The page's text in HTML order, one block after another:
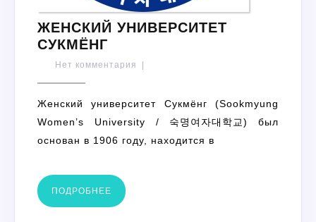
ЖЕНСКИЙ УНИВЕРСИТЕТ
СУКМЁНГ
УНИВЕРСИТЕТ
Нет комментария |
Женский университет Сукмёнг (Sookmyung
Women’s University / 숙명여자대학교) был
основан в 1906 году, находится в
ПОДРОБНЕЕ ПОДРОБНЕЕ